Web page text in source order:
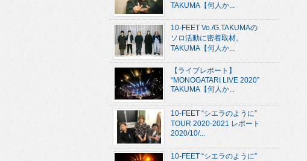
TAKUMA【何人か...
10-FEET Vo./G.TAKUMAの
ソロ活動に密着取材。
TAKUMA【何人か...
【ライブレポート】
“MONOGATARI LIVE 2020”
TAKUMA【何人か...
10-FEET “シエラのように”
TOUR 2020-2021 レポート
2020/10/...
10-FEET “シエラのように”